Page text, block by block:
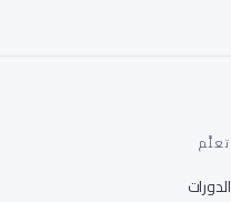
تعلَّم
الدورات